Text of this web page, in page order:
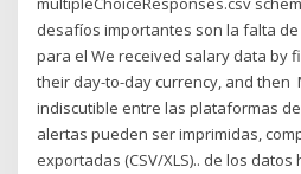
desafíos importantes son la falta
para el We received salary data by
their day-to-day currency, and then
indiscutible entre las plataformas
alertas pueden ser imprimidas,
exportadas (CSV/XLS).. de los